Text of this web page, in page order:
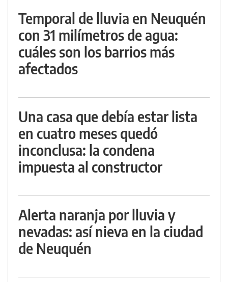
Temporal de lluvia en Neuquén
con 31 milímetros de agua:
cuáles son los barrios más
afectados
Una casa que debía estar lista
en cuatro meses quedó
inconclusa: la condena
impuesta al constructor
Alerta naranja por lluvia y
nevadas: así nieva en la ciudad
de Neuquén